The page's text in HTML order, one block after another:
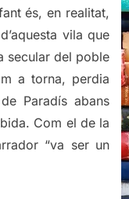
és, en realitat,
vila que
secular del poble
a torna, perdia
Paradís abans
Com el de la
“va ser un